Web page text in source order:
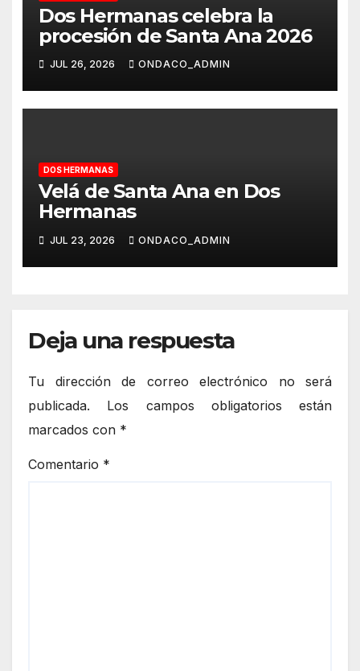
Dos Hermanas celebra la
procesión de Santa Ana 2026
JUL 26, 2026 ONDACO_ADMIN
DOS HERMANAS
Velá de Santa Ana en Dos
Hermanas
JUL 23, 2026 ONDACO_ADMIN
Deja una respuesta
Tu dirección de correo electrónico no será
publicada.
Los campos obligatorios están
marcados con *
Comentario *